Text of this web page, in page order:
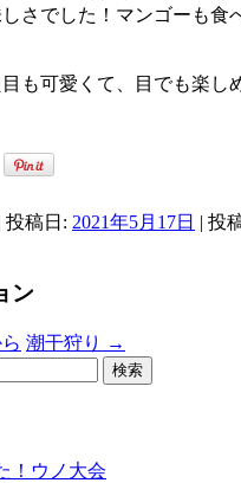
さでした！マンゴーも食
も可愛くて、目でも楽し
| 投稿日: 2021年5月17日 | 投
ン
潮干狩り
→
！ウノ大会